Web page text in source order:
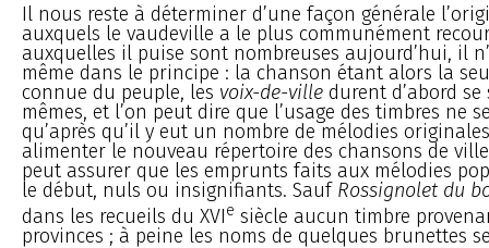
Il nous reste à déterminer d’une façon générale
auxquels le vaudeville a le plus communément
auxquelles il puise sont nombreuses aujourd’hui, il
même dans le principe : la chanson étant alors la
connue du peuple, les voix-de-ville durent d’abord
mêmes, et l’on peut dire que l’usage des timbres ne
qu’après qu’il y eut un nombre de mélodies
alimenter le nouveau répertoire des chansons de
peut assurer que les emprunts faits aux mélodies
le début, nuls ou insignifiants. Sauf Rossignolet du
dans les recueils du XVIe siècle aucun timbre
provinces ; à peine les noms de quelques brunettes